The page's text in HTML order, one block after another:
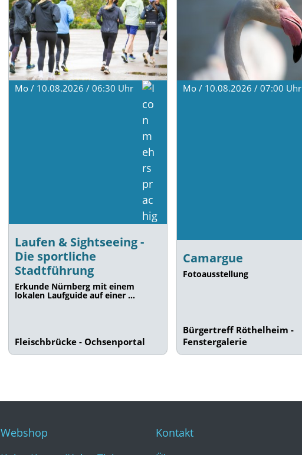
Mo / 10.08.2026 / 06:30 Uhr
Laufen & Sightseeing -
Die sportliche
Stadtführung
Erkunde Nürnberg mit einem
lokalen Laufguide auf einer …
Fleischbrücke - Ochsenportal
Mo / 10.08.2026 / 07:00 Uhr
Camargue
Fotoausstellung
Bürgertreff Röthelheim -
Fenstergalerie
Webshop
Kontakt